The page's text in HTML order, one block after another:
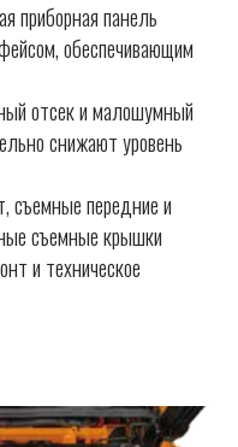
приборная панель
обеспечивающим
отсек и малошумный
снижают уровень
съемные передние и
съемные крышки
и техническое